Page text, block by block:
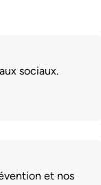
sociaux.
Youtube
page
et nos